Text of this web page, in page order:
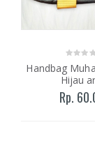
Handbag
Hijau
Rp.